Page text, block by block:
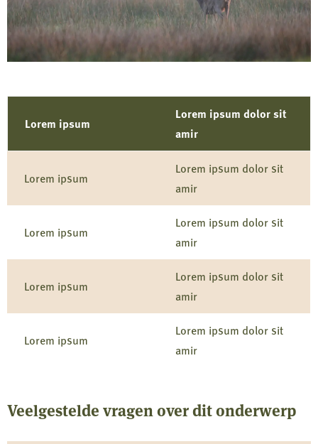
Lorem ipsum
Lorem ipsum dolor sit
amir
Lorem ipsum
Lorem ipsum dolor sit
amir
Lorem ipsum
Lorem ipsum dolor sit
amir
Lorem ipsum
Lorem ipsum dolor sit
amir
Lorem ipsum
Lorem ipsum dolor sit
amir
Veelgestelde vragen over dit onderwerp